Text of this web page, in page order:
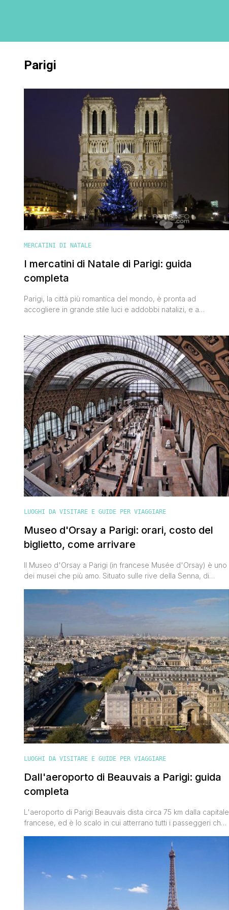
Parigi
MERCATINI DI NATALE
I mercatini di Natale di Parigi: guida
completa
Parigi, la città più romantica del mondo, è pronta ad
accogliere in grande stile luci e addobbi natalizi, e a
quelle esperienze che lasciano il segno e che ti consiglio di
provare almeno una volta [']
LUOGHI DA VISITARE E GUIDE PER VIAGGIARE
Museo d'Orsay a Parigi: orari, costo del
biglietto, come arrivare
Il Museo d'Orsay a Parigi (in francese Musée d'Orsay) è uno
dei musei che più amo. Situato sulle rive della Senna, di
opere esposte ma anche per l'edificio che lo ospita, una
vecchia stazione ferroviaria (la gare d'Orsay) costruita per
l'Esposizione Universale del 1900 e da cui prende [']
LUOGHI DA VISITARE E GUIDE PER VIAGGIARE
Dall'aeroporto di Beauvais a Parigi: guida
completa
L'aeroporto di Parigi Beauvais dista circa 75 km dalla capitale
francese, ed è lo scalo in cui atterrano tutti i passeggeri che
non essendo un aeroporto centrale, non è possibile
raggiungere la città in breve tempo utilizzando magari la
metropolitana. Ci sono però vari alternative che vado [']